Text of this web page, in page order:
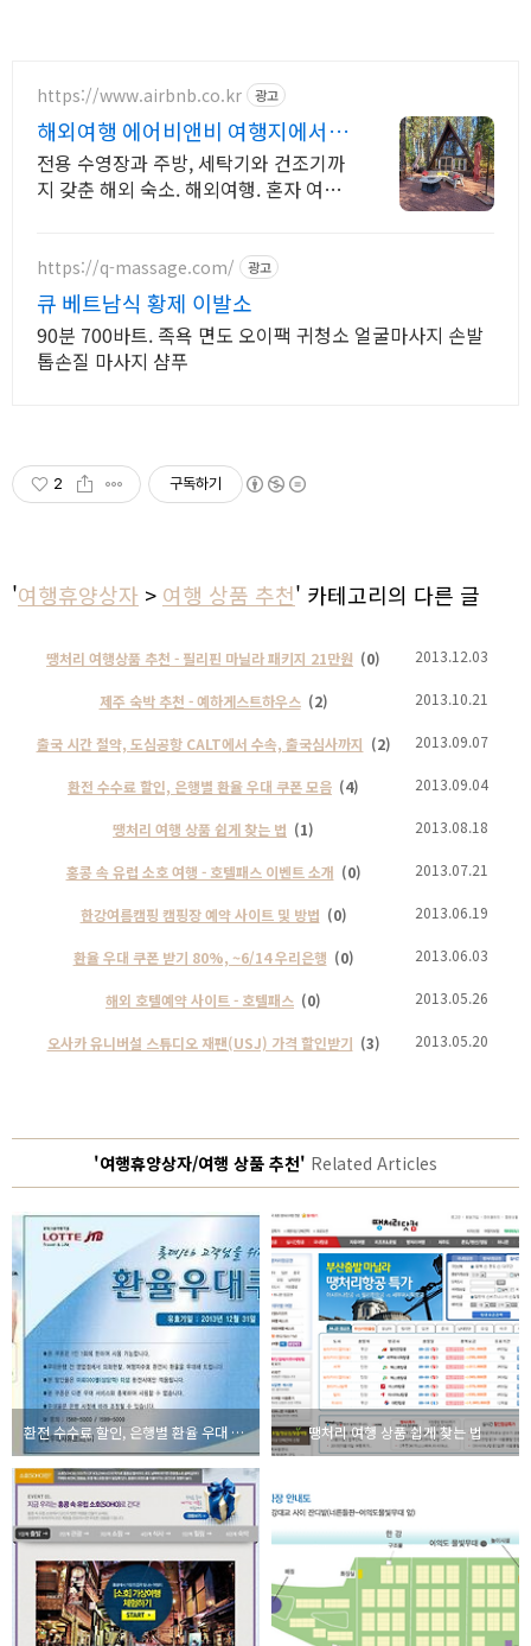
https://www.airbnb.co.kr 광고
해외여행 에어비앤비 여행지에서도
우리집처럼
전용 수영장과 주방, 세탁기와 건조기까
지 갖춘 해외 숙소. 해외여행. 혼자 여행,
https://q-massage.com/ 광고
큐 베트남식 황제 이발소
90분 700바트. 족욕 면도 오이팩 귀청소 얼굴마사지 손발
톱손질 마사지 샴푸
2 구독하기
'여행휴양상자 > 여행 상품 추천' 카테고리의 다른 글
땡처리 여행상품 추천 - 필리핀 마닐라 패키지 21만원 (0) 2013.12.03
제주 숙박 추천 - 예하게스트하우스 (2) 2013.10.21
출국 시간 절약, 도심공항 CALT에서 수속, 출국심사까지 (2) 2013.09.07
환전 수수료 할인, 은행별 환율 우대 쿠폰 모음 (4) 2013.09.04
땡처리 여행 상품 쉽게 찾는 법 (1) 2013.08.18
홍콩 속 유럽 소호 여행 - 호텔패스 이벤트 소개 (0) 2013.07.21
한강여름캠핑 캠핑장 예약 사이트 및 방법 (0) 2013.06.19
환율 우대 쿠폰 받기 80%, ~6/14 우리은행 (0) 2013.06.03
해외 호텔예약 사이트 - 호텔패스 (0) 2013.05.26
오사카 유니버설 스튜디오 재팬(USJ) 가격 할인받기 (3) 2013.05.20
'여행휴양상자/여행 상품 추천' Related Articles
환전 수수료 할인, 은행별 환율 우대 쿠폰 모음 땡처리 여행 상품 쉽게 찾는 법